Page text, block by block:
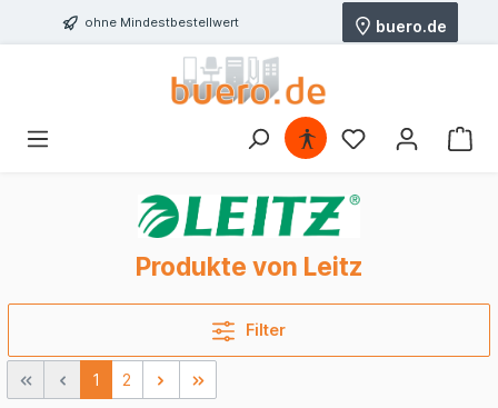
ohne Mindestbestellwert buero.de
Produkte von Leitz
Filter
1 2